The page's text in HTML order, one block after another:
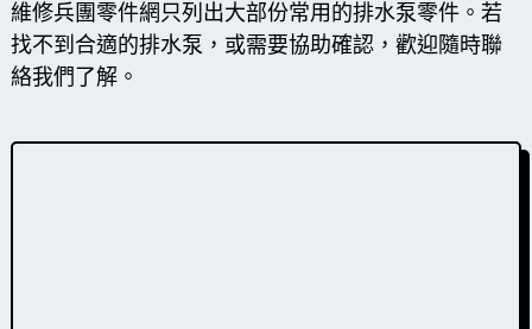
維修兵團零件網只列出大部份常用的排水泵零件。若
找不到合適的排水泵，或需要協助確認，歡迎隨時聯
絡我們了解。